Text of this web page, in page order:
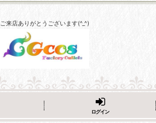
ご来店ありがとうございます(^_^)
ログイン